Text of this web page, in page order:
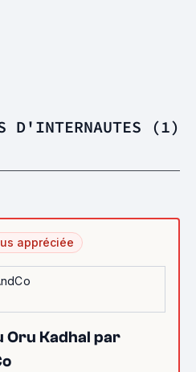
D'INTERNAUTES (1)
appréciée
Oru Kadhal par